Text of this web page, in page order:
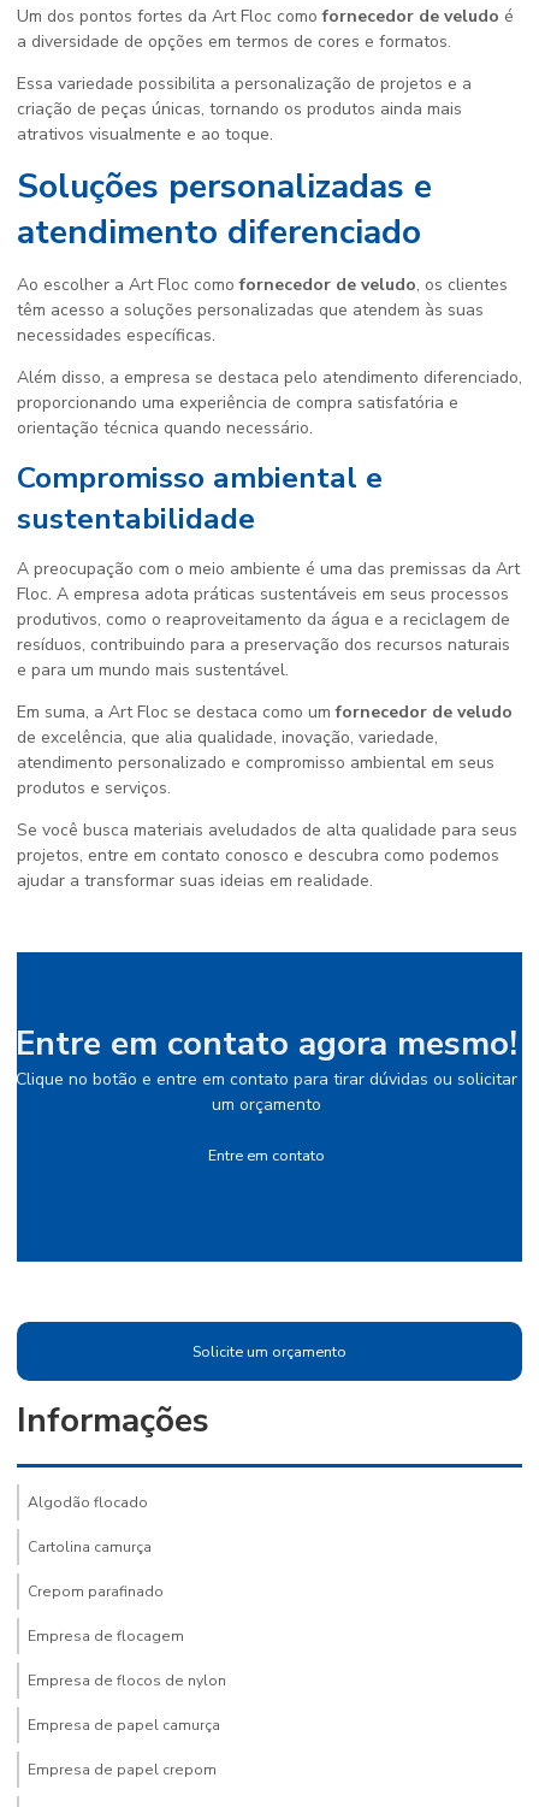
Um dos pontos fortes da Art Floc comofornecedor de veludo é
a diversidade de opções em termos de cores e formatos.
Essa variedade possibilita a personalização de projetos e a
criação de peças únicas, tornando os produtos ainda mais
atrativos visualmente e ao toque.
Soluções personalizadas e
atendimento diferenciado
Ao escolher a Art Floc comofornecedor de veludo, os clientes
têm acesso a soluções personalizadas que atendem às suas
necessidades específicas.
Além disso, a empresa se destaca pelo atendimento diferenciado,
proporcionando uma experiência de compra satisfatória e
orientação técnica quando necessário.
Compromisso ambiental e
sustentabilidade
A preocupação com o meio ambiente é uma das premissas da Art
Floc. A empresa adota práticas sustentáveis em seus processos
produtivos, como o reaproveitamento da água e a reciclagem de
resíduos, contribuindo para a preservação dos recursos naturais
e para um mundo mais sustentável.
Em suma, a Art Floc se destaca como umfornecedor de veludo
de excelência, que alia qualidade, inovação, variedade,
atendimento personalizado e compromisso ambiental em seus
produtos e serviços.
Se você busca materiais aveludados de alta qualidade para seus
projetos, entre em contato conosco e descubra como podemos
ajudar a transformar suas ideias em realidade.
Entre em contato agora mesmo!
Clique no botão e entre em contato para tirar dúvidas ou solicitar
um orçamento
Entre em contato
Solicite um orçamento
Informações
Algodão flocado
Cartolina camurça
Crepom parafinado
Empresa de flocagem
Empresa de flocos de nylon
Empresa de papel camurça
Empresa de papel crepom